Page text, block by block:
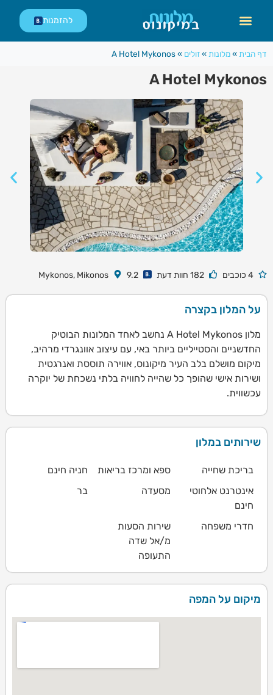
להזמנות
דף הבית »מלונות »זולים »
A Hotel Mykonos
A Hotel Mykonos
4 כוכבים 182 חוות דעת 9.2
Mykonos, Mikonos
על המלון בקצרה
מלון A Hotel Mykonos נחשב לאחד המלונות הבוטיק
החדשניים והסטייליים ביותר באי, עם עיצוב אוונגרדי מרהיב,
מיקום מושלם בלב העיר מיקונוס, אווירה תוססת ואנרגטית
ושירות אישי שהופך כל שהייה לחוויה בלתי נשכחת של יוקרה
עכשווית.
שירותים במלון
בריכת שחייה ספא ומרכז בריאות
חניה חינם
אינטרנט אלחוטי
חינם
מסעדה בר
חדרי משפחה
שירות הסעות
מ/אל שדה
התעופה
מיקום על המפה